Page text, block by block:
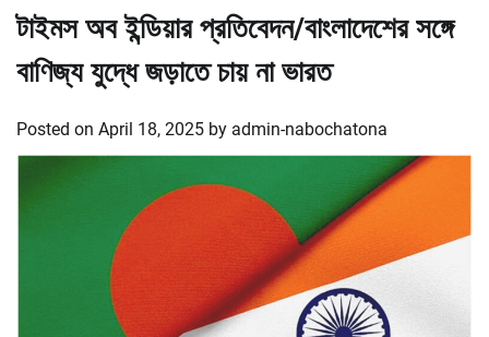
টাইমস অব ইন্ডিয়ার প্রতিবেদন/বাংলাদেশের সঙ্গে
বাণিজ্য যুদ্ধে জড়াতে চায় না ভারত
Posted on April 18, 2025 by admin-nabochatona